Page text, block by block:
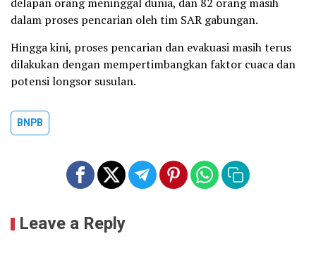
dalam proses pencarian oleh tim SAR gabungan.
Hingga kini, proses pencarian dan evakuasi masih terus
dilakukan dengan mempertimbangkan faktor cuaca dan
potensi longsor susulan.
BNPB
Leave a Reply